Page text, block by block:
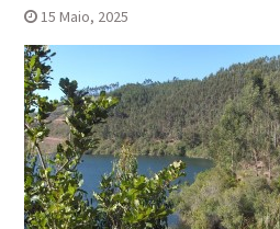
15 Maio, 2025